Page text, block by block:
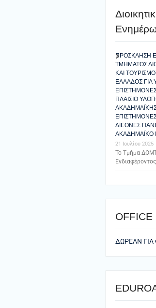
ΠΡΟΣΚΛΗΣΗ
ΤΜΗΜΑΤΟΣ
ΚΑΙ
ΕΛΛΑΔΟΣ
ΠΛΑΙΣΙΟ
ΔΙΕΘΝΕΣ
ΑΚΑΔΗΜΑΪΚΟ
21 Ιουλίου 2025
Το Τμήμα
ΟFFICE
ΔΩΡΕΑΝ ΓΙΑ